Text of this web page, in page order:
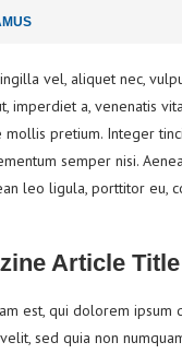
vel, aliquet nec,
imperdiet a, venenatis
pretium. Integer
semper nisi.
leo ligula, porttitor eu,
Article Title
est, qui dolorem ipsum
sed quia non